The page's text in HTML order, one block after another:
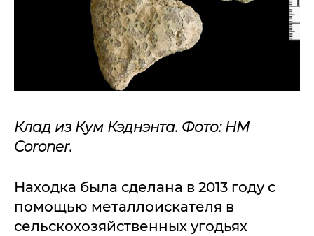
Клад из Кум Кэднэнта. Фото: HM
Coroner.
Находка была сделана в 2013 году с
помощью металлоискателя в
сельскохозяйственных угодьях